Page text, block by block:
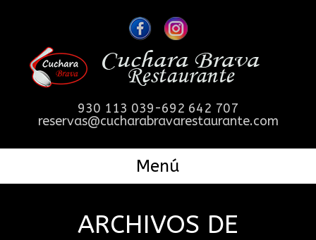
930 113 039-692 642 707
reservas@cucharabravarestaurante.com
Menú
ARCHIVOS DE